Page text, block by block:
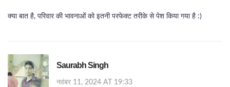
क्या बात है, परिवार की भावनाओं को इतनी परफेक्ट तरीके से पेश किया गया है :)
Saurabh Singh
नवंबर 11, 2024 AT 19:33